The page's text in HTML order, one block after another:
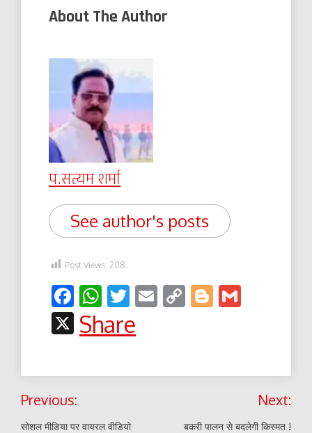
About The Author
पं.सत्यम शर्मा
See author's posts
Post Views: 208
Facebook
WhatsApp
Twitter
EmailCopyBlogger
X
Share
Post
navigation
Previous:
सोशल मीडिया पर वायरल वीडियो
Next:
बकरी पालन से बदलेगी किस्मत !